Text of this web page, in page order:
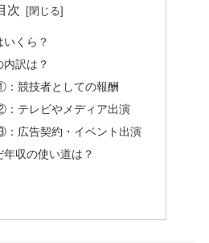
次
くら？
訳は？
競技者としての報酬
テレビやメディア出演
広告契約・イベント出演
収の使い道は？